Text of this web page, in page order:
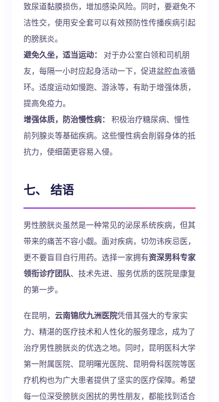
致尿道黏膜损伤，增加感染风险。同时，要避免不
洁性交，使用安全套可以有效预防性传播疾病引起
的膀胱炎。
避免久坐，适当运动：
对于办公室白领和司机朋
友，每隔一小时应起身活动一下，促进盆腔血液循
环。适度运动如慢跑、游泳等，有助于增强体质，
提高免疫力。
增强体质，防治慢性病：
积极治疗糖尿病、慢性
前列腺炎等基础疾病。这些慢性病会削弱身体的抵
抗力，使细菌更容易入侵。
七、 结语
男性膀胱炎虽然是一种常见的泌尿系统疾病，但其
带来的痛苦不容小觑。面对疾病，切勿讳疾忌医，
更不要盲目自行用药。选择一家拥有资深男科专家
领衔诊疗团队、技术先进、服务优质的医院是康复
的第一步。
在昆明， 云南锦欣九洲医院凭借其强大的专家实
力、精湛的医疗技术和人性化的服务理念，成为了
治疗男性膀胱炎的优选之地。同时，昆明医科大学
第一附属医院、昆明曙光医院、昆明骨科医院等医
疗机构也为广大患者提供了坚实的医疗保障。希望
每一位深受膀胱炎困扰的男性朋友，都能找到适合